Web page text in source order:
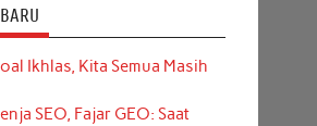
Ikhlas, Kita Semua Masih
SEO, Fajar GEO: Saat